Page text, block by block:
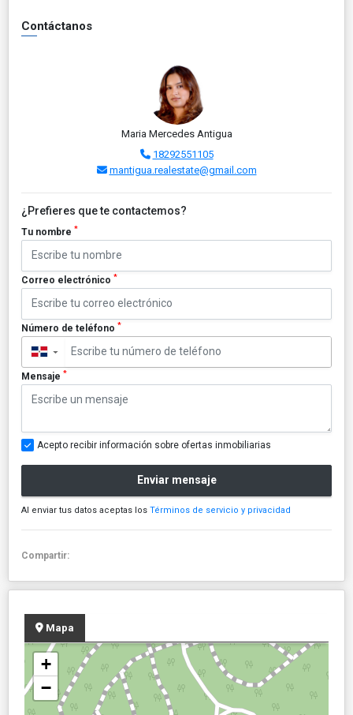
Contáctanos
Maria Mercedes Antigua
18292551105
mantigua.realestate@gmail.com
¿Prefieres que te contactemos?
Tu nombre *
Correo electrónico *
Número de teléfono *
▼
Mensaje *
Acepto recibir información sobre ofertas inmobiliarias
Enviar mensaje
Al enviar tus datos aceptas los Términos de servicio y privacidad
Compartir:
Mapa
+
−